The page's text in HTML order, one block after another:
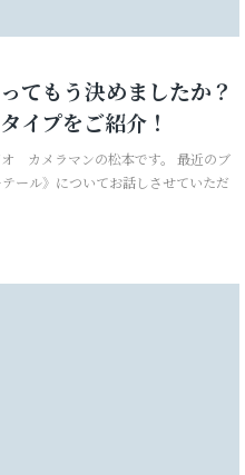
てもう決めましたか？
イプをご紹介！
カメラマンの松本です。 最近のブ
ール》についてお話しさせていただ